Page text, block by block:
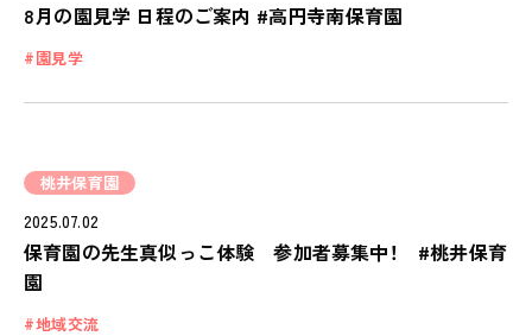
FEATURE
8月の園見学 日程のご案内 #高円寺南保育園
園見学
桃井保育園
2025.07.02
保育園の先生真似っこ体験 参加者募集中！ #桃井保育
園
地域交流